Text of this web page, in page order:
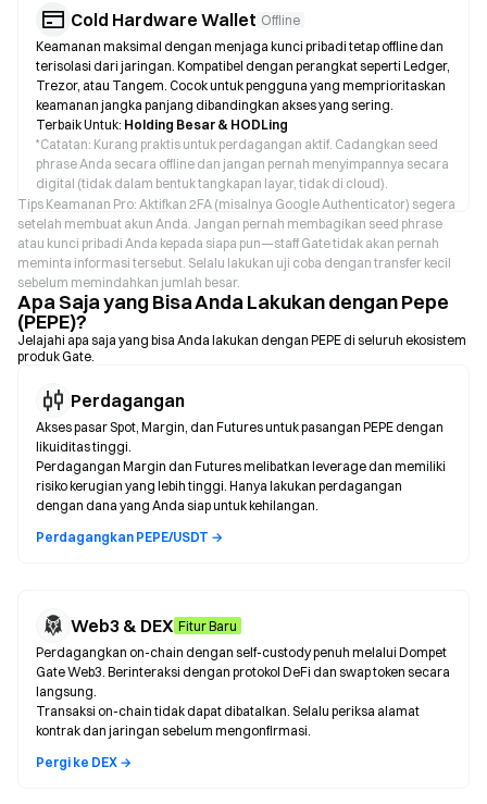
Cold Hardware Wallet Offline
Keamanan maksimal dengan menjaga kunci pribadi tetap offline dan
terisolasi dari jaringan. Kompatibel dengan perangkat seperti Ledger,
Trezor, atau Tangem. Cocok untuk pengguna yang memprioritaskan
keamanan jangka panjang dibandingkan akses yang sering.
Terbaik Untuk: Holding Besar & HODLing
*Catatan: Kurang praktis untuk perdagangan aktif. Cadangkan seed
phrase Anda secara offline dan jangan pernah menyimpannya secara
digital (tidak dalam bentuk tangkapan layar, tidak di cloud).
Tips Keamanan Pro: Aktifkan 2FA (misalnya Google Authenticator) segera
setelah membuat akun Anda. Jangan pernah membagikan seed phrase
atau kunci pribadi Anda kepada siapa pun—staff Gate tidak akan pernah
meminta informasi tersebut. Selalu lakukan uji coba dengan transfer kecil
sebelum memindahkan jumlah besar.
Apa Saja yang Bisa Anda Lakukan dengan Pepe
(PEPE)?
Jelajahi apa saja yang bisa Anda lakukan dengan PEPE di seluruh ekosistem
produk Gate.
Perdagangan
Akses pasar Spot, Margin, dan Futures untuk pasangan PEPE dengan
likuiditas tinggi.
Perdagangan Margin dan Futures melibatkan leverage dan memiliki
risiko kerugian yang lebih tinggi. Hanya lakukan perdagangan
dengan dana yang Anda siap untuk kehilangan.
Perdagangkan PEPE/USDT →
Web3 & DEX Fitur Baru
Perdagangkan on-chain dengan self-custody penuh melalui Dompet
Gate Web3. Berinteraksi dengan protokol DeFi dan swap token secara
langsung.
Transaksi on-chain tidak dapat dibatalkan. Selalu periksa alamat
kontrak dan jaringan sebelum mengonfirmasi.
Pergi ke DEX →